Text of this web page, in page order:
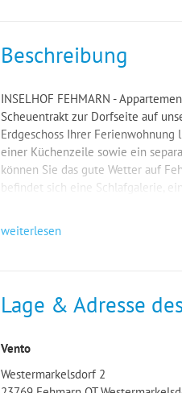
Beschreibung
INSELHOF FEHMARN -
Scheuentrakt zur Dorfseite auf
Erdgeschoss Ihrer
einer Küchenzeile sowie ein
können Sie das gute Wetter auf
befindet sich eine Schlafgalerie,
weiterlesen
Lage & Adresse
Vento
Westermarkelsdorf 2